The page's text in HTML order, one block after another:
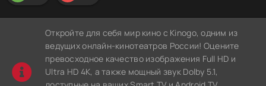
Откройте для себя мир кино с Kinogo, одним из
ведущих онлайн-кинотеатров России! Оцените
превосходное качество изображения Full HD и
Ultra HD 4K, а также мощный звук Dolby 5.1,